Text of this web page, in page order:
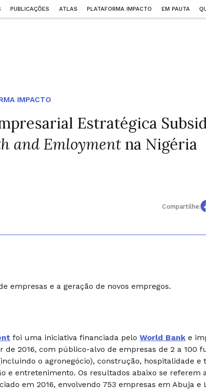
PUBLICAÇÕES ATLAS PLATAFORMA IMPACTO EM PAUTA
IMPACTO
Estratégica
and Emloyment na Nigéria
Compartilhe:
empresas e a geração de novos empregos.
foi uma iniciativa financiada peloWorld Bank e
de 2016, com público-alvo de empresas de 2 a 100
o agronegócio), construção, hospitalidade e
e entretenimento. Os resultados abaixo se referem
em 2016, envolvendo 753 empresas em Abuja e